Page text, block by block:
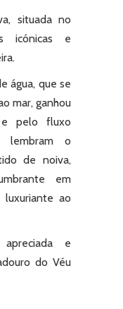
situada no
icónicas e
água, que se
mar, ganhou
pelo fluxo
lembram o
de noiva,
em
ao
e
do Véu